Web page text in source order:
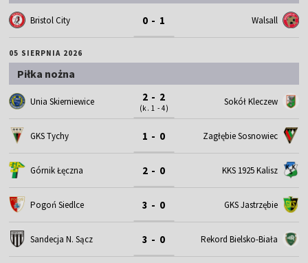
Bristol City 0 - 1 Walsall
05 SIERPNIA 2026
Piłka nożna
Unia Skierniewice 2 - 2
(k. 1 - 4)
Sokół Kleczew
GKS Tychy 1 - 0 Zagłębie Sosnowiec
Górnik Łęczna 2 - 0 KKS 1925 Kalisz
Pogoń Siedlce 3 - 0 GKS Jastrzębie
Sandecja N. Sącz 3 - 0 Rekord Bielsko-Biała